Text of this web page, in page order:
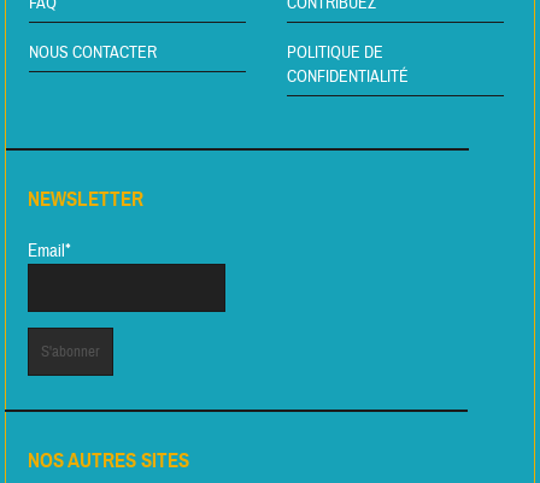
NOUS CONTACTER
POLITIQUE DE
CONFIDENTIALITÉ
NEWSLETTER
Email*
NOS AUTRES SITES